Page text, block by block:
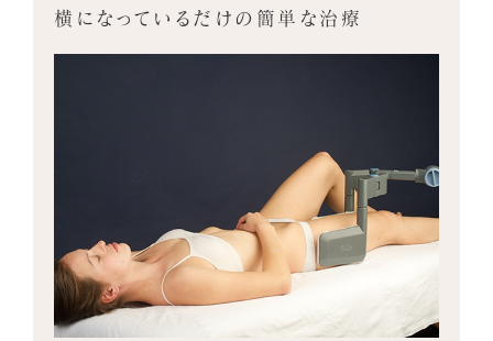
横になっているだけの簡単な治療